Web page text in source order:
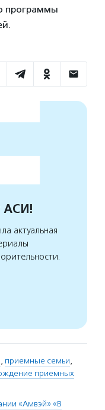
программы
АСИ!
актуальная
, приемные семьи,
приемных
«Амвэй» «В